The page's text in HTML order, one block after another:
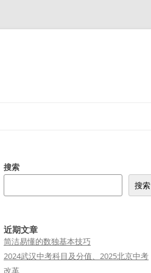
搜索
搜索
近期文章
简洁易懂的数独基本技巧
2024武汉中考科目及分值、2025北京中考
改革